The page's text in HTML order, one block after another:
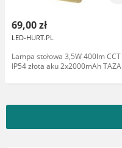
69,00 zł
LED-HURT.PL
Lampa stołowa 3,5W 400lm CCT
IP54 złota aku 2x2000mAh TAZA